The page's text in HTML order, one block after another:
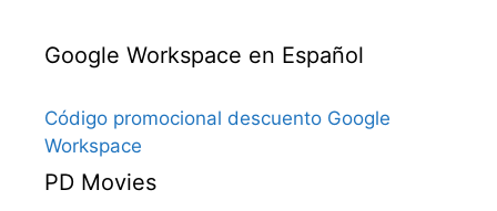
Google Workspace en Español
Código promocional descuento Google
Workspace
PD Movies